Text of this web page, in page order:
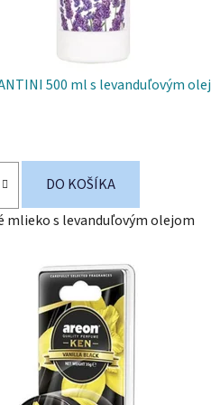
500 ml s levanduľovým
DO KOŠÍKA
mlieko s levanduľovým olejom